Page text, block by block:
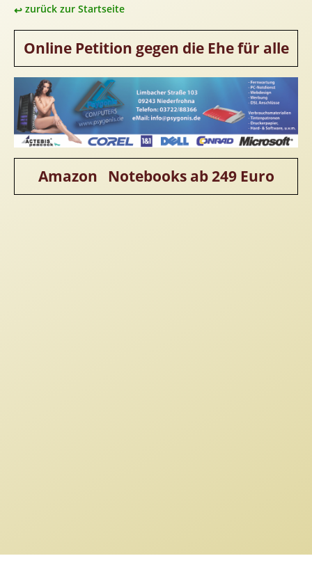
zurück zur Startseite
Online Petition gegen die Ehe für alle
Amazon Notebooks ab 249 Euro